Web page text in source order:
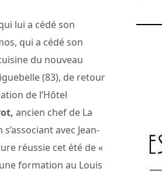
lui a cédé son
qui a cédé son
du nouveau
(83), de retour
de l’Hôtel
ancien chef de La
avec Jean-
réussie cet été de «
formation au Louis